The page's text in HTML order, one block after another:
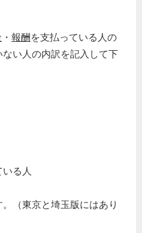
・ 報酬を支払っている人の
ない人の内訳を記入して下
る人
（東京と埼玉版にはあり